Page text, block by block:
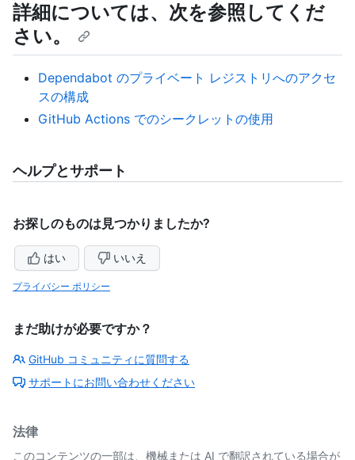
詳細については、次を参照してくだ
さい。
Dependabot のプライベート レジストリへのアクセ
スの構成
GitHub Actions でのシークレットの使用
ヘルプとサポート
お探しのものは見つかりましたか?
はい いいえ
プライバシー ポリシー
まだ助けが必要ですか？
GitHub コミュニティに質問する
サポートにお問い合わせください
法律
このコンテンツの一部は、機械または AI で翻訳されている場合が